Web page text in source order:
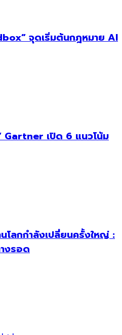
จุดเริ่มต้นกฎหมาย AI
Gartner เปิด 6 แนวโน้ม
โลกกำลังเปลี่ยนครั้งใหญ่ :
งรอด